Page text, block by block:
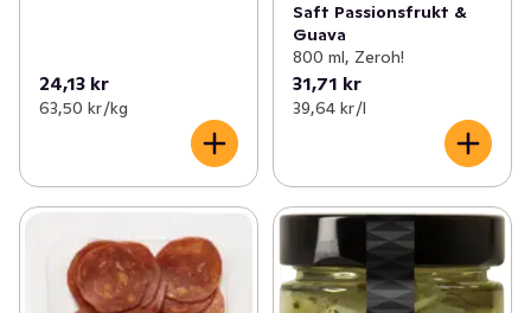
24,13 kr
63,50 kr /kg
Saft Passionsfrukt &
Guava
800 ml, Zeroh!
31,71 kr
39,64 kr /l